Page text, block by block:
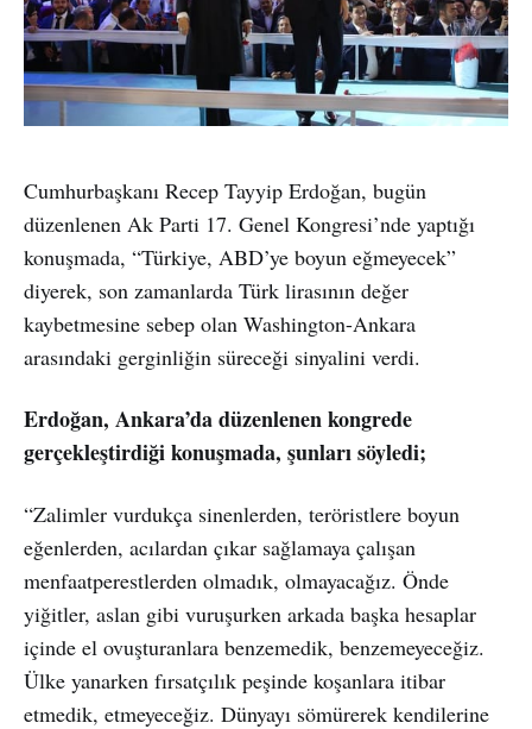
Cumhurbaşkanı Recep Tayyip Erdoğan, bugün
düzenlenen Ak Parti 17. Genel Kongresi’nde yaptığı
konuşmada, “Türkiye, ABD’ye boyun eğmeyecek”
diyerek, son zamanlarda Türk lirasının değer
kaybetmesine sebep olan Washington-Ankara
arasındaki gerginliğin süreceği sinyalini verdi.
Erdoğan, Ankara’da düzenlenen kongrede
gerçekleştirdiği konuşmada, şunları söyledi;
“Zalimler vurdukça sinenlerden, teröristlere boyun
eğenlerden, acılardan çıkar sağlamaya çalışan
menfaatperestlerden olmadık, olmayacağız. Önde
yiğitler, aslan gibi vuruşurken arkada başka hesaplar
içinde el ovuşturanlara benzemedik, benzemeyeceğiz.
Ülke yanarken fırsatçılık peşinde koşanlara itibar
etmedik, etmeyeceğiz. Dünyayı sömürerek kendilerine